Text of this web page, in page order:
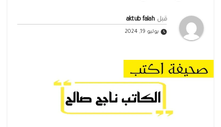
قبل aktub falah
يوليو 19, 2024